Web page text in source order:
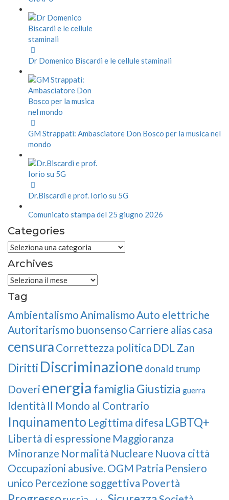
Dr Domenico Biscardi e le cellule staminali
GM Strappati: Ambasciatore Don Bosco per la musica nel
mondo
Dr.Biscardi e prof. Iorio su 5G
Comunicato stampa del 25 giugno 2026
Categories
Categories
Archives
Archives
Tag
AmbientalismoAnimalismoAuto elettriche
Autoritarismo buonsenso Carriere alias casa
censura Correttezza politica DDL Zan
Diritti Discriminazione donald trump
Doveri energia famiglia Giustizia guerra
Identità Il Mondo al Contrario
Inquinamento Legittima difesa LGBTQ+
Libertà di espressione Maggioranza
Minoranze Normalità Nucleare Nuova città
Occupazioni abusive. OGM Patria Pensiero
unico Percezione soggettiva Povertà